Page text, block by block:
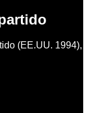
(EE.UU. 1994),